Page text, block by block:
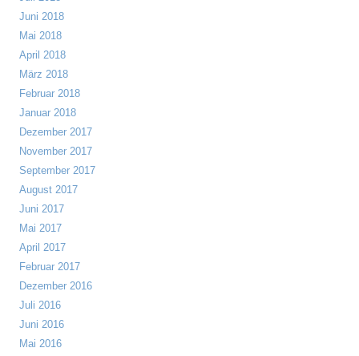
Juni 2018
Mai 2018
April 2018
März 2018
Februar 2018
Januar 2018
Dezember 2017
November 2017
September 2017
August 2017
Juni 2017
Mai 2017
April 2017
Februar 2017
Dezember 2016
Juli 2016
Juni 2016
Mai 2016